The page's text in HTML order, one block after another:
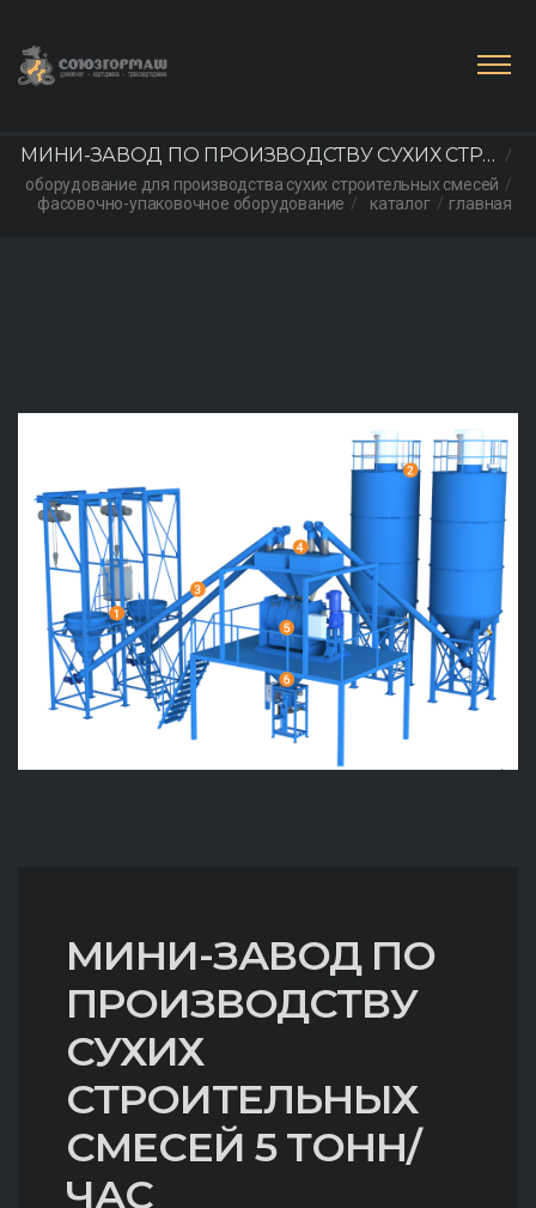
главная
каталог
фасовочно-упаковочное оборудование
оборудование для производства сухих строительных смесей
МИНИ-ЗАВОД ПО ПРОИЗВОДСТВУ СУХИХ СТРО
ИТЕЛЬНЫХ СМЕСЕЙ 5 ТОНН/ЧАС
МИНИ-ЗАВОД ПО
ПРОИЗВОДСТВУ
СУХИХ
СТРОИТЕЛЬНЫХ
СМЕСЕЙ 5 ТОНН/
ЧАС